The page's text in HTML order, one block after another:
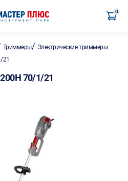
0
Триммеры/ Электрические триммеры
21
70/1/21